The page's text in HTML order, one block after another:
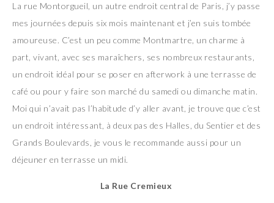
La rue Montorgueil, un autre endroit central de Paris, j’y passe
mes journées depuis six mois maintenant et j’en suis tombée
amoureuse. C’est un peu comme Montmartre, un charme à
part, vivant, avec ses maraîchers, ses nombreux restaurants,
un endroit idéal pour se poser en afterwork à une terrasse de
café ou pour y faire son marché du samedi ou dimanche matin.
Moi qui n’avait pas l’habitude d’y aller avant, je trouve que c’est
un endroit intéressant, à deux pas des Halles, du Sentier et des
Grands Boulevards, je vous le recommande aussi pour un
déjeuner en terrasse un midi.
La Rue Cremieux